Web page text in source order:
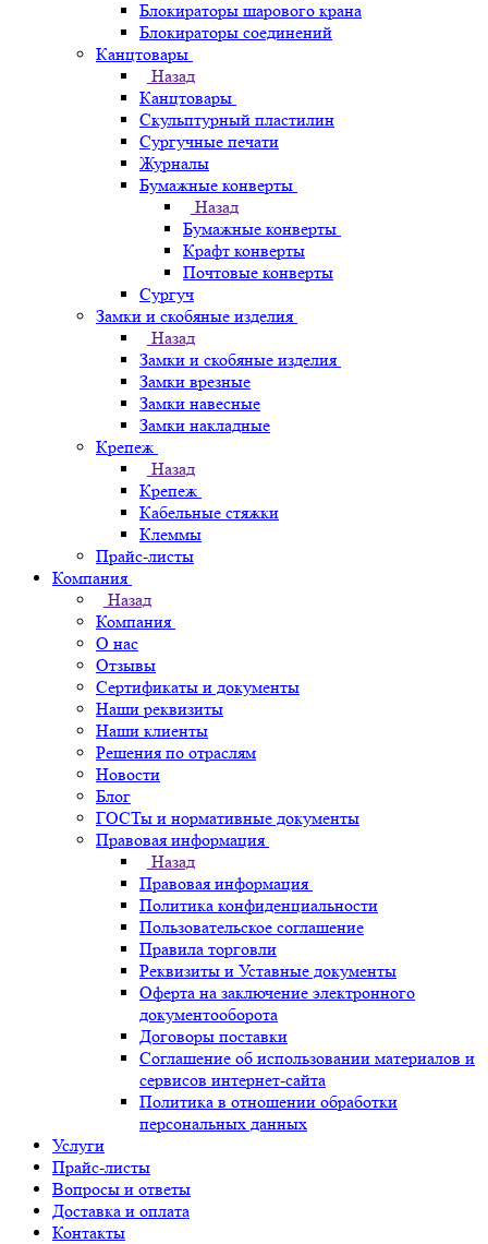
Блокираторы шарового крана
Блокираторы соединений
Канцтовары
Назад
Канцтовары
Скульптурный пластилин
Сургучные печати
Журналы
Бумажные конверты
Назад
Бумажные конверты
Крафт конверты
Почтовые конверты
Сургуч
Замки и скобяные изделия
Назад
Замки и скобяные изделия
Замки врезные
Замки навесные
Замки накладные
Крепеж
Назад
Крепеж
Кабельные стяжки
Клеммы
Прайс-листы
Компания
Назад
Компания
О нас
Отзывы
Сертификаты и документы
Наши реквизиты
Наши клиенты
Решения по отраслям
Новости
Блог
ГОСТы и нормативные документы
Правовая информация
Назад
Правовая информация
Политика конфиденциальности
Пользовательское соглашение
Правила торговли
Реквизиты и Уставные документы
Оферта на заключение электронного
документооборота
Договоры поставки
Соглашение об использовании материалов и
сервисов интернет-сайта
Политика в отношении обработки
персональных данных
Услуги
Прайс-листы
Вопросы и ответы
Доставка и оплата
Контакты